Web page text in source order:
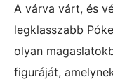
A várva várt, és
legklasszabb
olyan
figuráját,